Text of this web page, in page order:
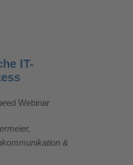
IT-
Webinar
&